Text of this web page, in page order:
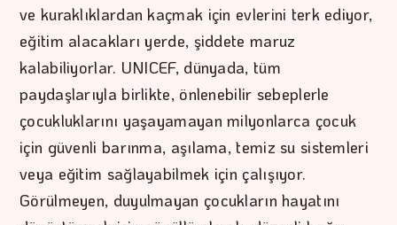
ve kuraklıklardan kaçmak için evlerini terk ediyor,
eğitim alacakları yerde, şiddete maruz
kalabiliyorlar. UNICEF, dünyada, tüm
paydaşlarıyla birlikte, önlenebilir sebeplerle
çocukluklarını yaşayamayan milyonlarca çocuk
için güvenli barınma, aşılama, temiz su sistemleri
veya eğitim sağlayabilmek için çalışıyor.
Görülmeyen, duyulmayan çocukların hayatını